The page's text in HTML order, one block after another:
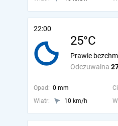
22:00
25°C
Odczuwalna
Prawie
Opad: 0 mm
Wiatr:
10 km/h